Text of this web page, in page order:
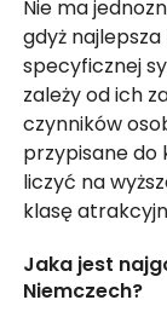
Nie ma
gdyż
specyficznej
zależy od ich
czynników
przypisane do
liczyć na
klasę
Jaka jest
Niemczech?